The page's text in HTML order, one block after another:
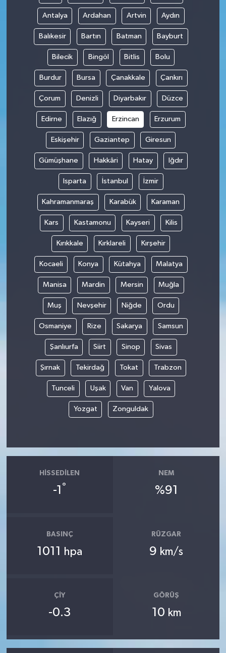
Antalya Ardahan Artvin Aydın
Balıkesir Bartın Batman Bayburt
Bilecik Bingöl Bitlis Bolu
Burdur Bursa Çanakkale Çankırı
Çorum Denizli Diyarbakır Düzce
Edirne Elazığ Erzincan Erzurum
Eskişehir Gaziantep Giresun
Gümüşhane Hakkâri Hatay Iğdır
Isparta İstanbul İzmir
Kahramanmaraş Karabük Karaman
Kars Kastamonu Kayseri Kilis
Kırıkkale Kırklareli Kırşehir
Kocaeli Konya Kütahya Malatya
Manisa Mardin Mersin Muğla
Muş Nevşehir Niğde Ordu
Osmaniye Rize Sakarya Samsun
Şanlıurfa Siirt Sinop Sivas
Şırnak Tekirdağ Tokat Trabzon
Tunceli Uşak Van Yalova
Yozgat Zonguldak
HISSEDILEN
-1 °
NEM
%91
BASINÇ
1011 hpa
RÜZGAR
9 km/s
ÇIY
-0.3
GÖRÜŞ
10 km